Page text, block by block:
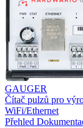
GAUGER
Čítač pulzů pro
WiFi/Ethernet
Přehled